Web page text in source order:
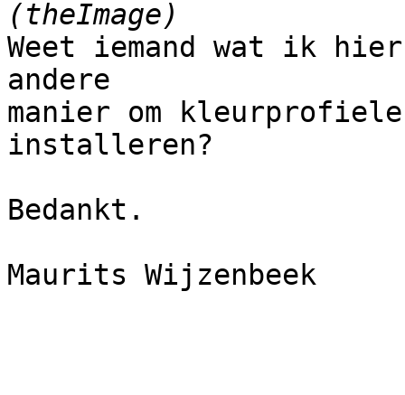
Weet iemand wat ik
andere
manier om
installeren?
Bedankt.
Maurits Wijzenbeek